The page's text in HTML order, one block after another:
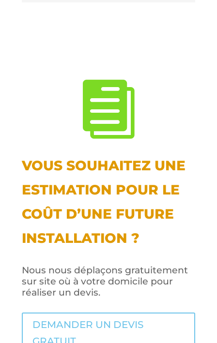

VOUS SOUHAITEZ UNE
ESTIMATION POUR LE
COÛT D’UNE FUTURE
INSTALLATION ?
Nous nous déplaçons gratuitement
sur site où à votre domicile pour
réaliser un devis.
DEMANDER UN DEVIS